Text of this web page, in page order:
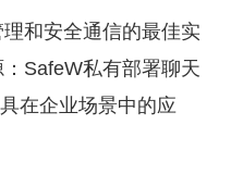
和安全通信的最佳实
SafeW私有部署聊天
在企业场景中的应